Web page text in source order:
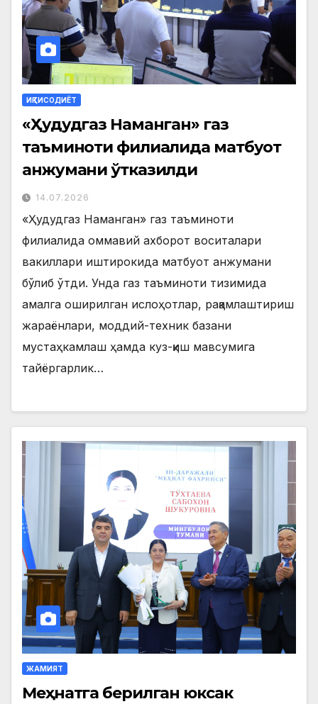
ИҚТИСОДИЁТ
«Ҳудудгаз Наманган» газ
таъминоти филиалида матбуот
анжумани ўтказилди
14.07.2026
«Ҳудудгаз Наманган» газ таъминоти
филиалида оммавий ахборот воситалари
вакиллари иштирокида матбуот анжумани
бўлиб ўтди. Унда газ таъминоти тизимида
амалга оширилган ислоҳотлар, рақамлаштириш
жараёнлари, моддий-техник базани
мустаҳкамлаш ҳамда куз-қиш мавсумига
тайёргарлик…
ЖАМИЯТ
Меҳнатга берилган юксак